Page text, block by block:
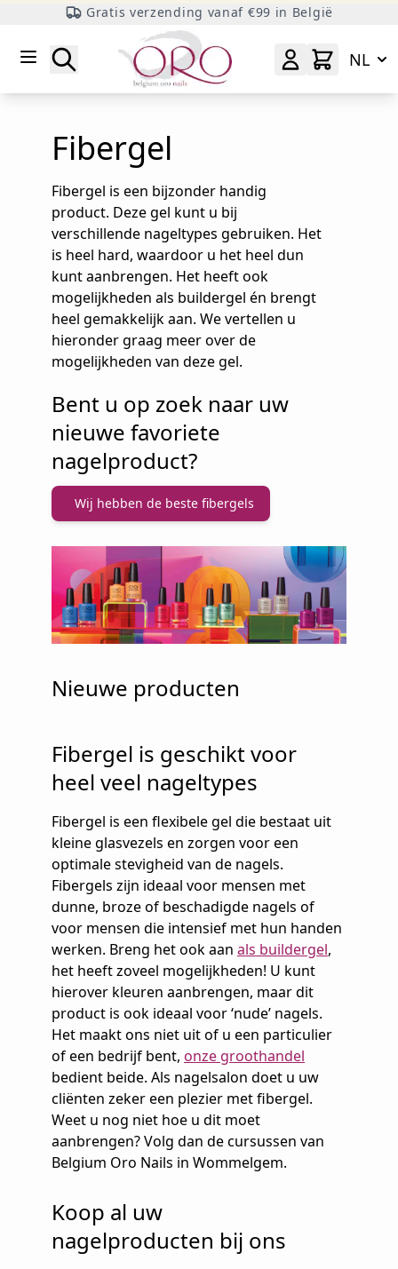
Gratis verzending vanaf €99 in België
Zoeken
NL
Fibergel
Fibergel is een bijzonder handig
product. Deze gel kunt u bij
verschillende nageltypes gebruiken. Het
is heel hard, waardoor u het heel dun
kunt aanbrengen. Het heeft ook
mogelijkheden als buildergel én brengt
heel gemakkelijk aan. We vertellen u
hieronder graag meer over de
mogelijkheden van deze gel.
Bent u op zoek naar uw
nieuwe favoriete
nagelproduct?
Wij hebben de beste fibergels
Nieuwe producten
Fibergel is geschikt voor
heel veel nageltypes
Fibergel is een flexibele gel die bestaat uit
kleine glasvezels en zorgen voor een
optimale stevigheid van de nagels.
Fibergels zijn ideaal voor mensen met
dunne, broze of beschadigde nagels of
voor mensen die intensief met hun handen
werken. Breng het ook aan als buildergel,
het heeft zoveel mogelijkheden! U kunt
hierover kleuren aanbrengen, maar dit
product is ook ideaal voor ‘nude’ nagels.
Het maakt ons niet uit of u een particulier
of een bedrijf bent, onze groothandel
bedient beide. Als nagelsalon doet u uw
cliënten zeker een plezier met fibergel.
Weet u nog niet hoe u dit moet
aanbrengen? Volg dan de cursussen van
Belgium Oro Nails in Wommelgem.
Koop al uw
nagelproducten bij ons